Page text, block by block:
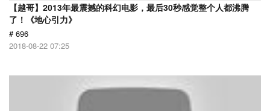
【越哥】2013年最震撼的科幻电影，最后30秒感觉整个人都沸腾
了！《地心引力》
# 696
2018-08-22 07:25